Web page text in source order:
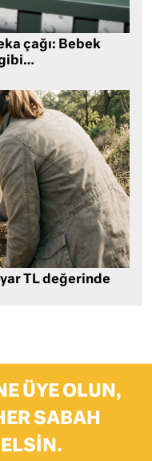
çağı: Bebek
TL değerinde
ÜYE OLUN,
SABAH